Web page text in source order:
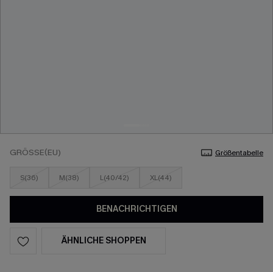
GRÖSSE(EU) Größentabelle
S(36) M(38) L(40/42) XL(44)
BENACHRICHTIGEN
ÄHNLICHE SHOPPEN